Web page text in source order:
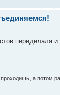
переделала
а потом